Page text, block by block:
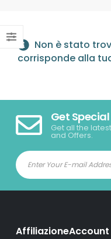
Non è stato
corrisponde alla
Get
Get all the
and Offers.
AffiliazioneAccount